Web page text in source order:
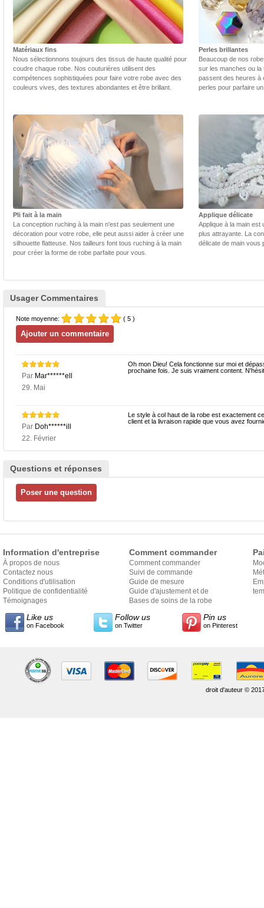
Matériaux fins
Nous sélectionnons toujours des tissus de haute qualité pour
coudre chaque robe. Nos couturières utilisent des
compétences sophistiquées pour faire votre robe avec des
couleurs vives, des textures abondantes et être brillant.
Perles brillantes
Beaucoup de nos
sur les manches ou la
passent des heures à
perles pour parfaire
Pli fait à la main
La conception ruching à la main n'est pas seulement une
décoration pour votre robe, elle peut aussi aider à créer une
silhouette flatteuse. Nos tailleurs font tous ruching à la main
pour créer la forme de robe parfaite pour vous.
Applique délicate
Applique à la main est
plus attrayante. La
délicate de main vous
Usager Commentaires
Note moyenne: ( 5 )
Par Mar******ell
29. Mai
Oh mon Dieu! Cela fonctionne sur moi et
prochaine fois. Je suis vraiment content.
Par Doh******ill
22. Février
Le style à col haut de la robe est exactement
client et la livraison rapide que vous avez
Questions et réponses
Information d'entreprise
À propos de nous
Contactez nous
Conditions d'utilisation
Politique de confidentialité
Témoignages
Comment commander
Comment commander
Suivi de commande
Guide de mesure
Guide d'ajustement et de
style
Bases de soins de la robe
Like us
on Facebook
Follow us
on Twitter
Pin us
on Pinterest
droit d'auteur ©